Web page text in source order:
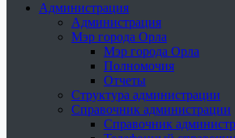
Администрация
Администрация
Мэр города Орла
Мэр города Орла
Полномочия
Отчеты
Структура администрации
Справочник администрации
Справочник